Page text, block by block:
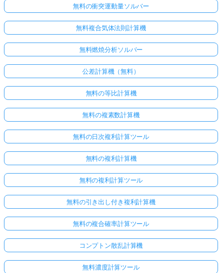
無料の衝突運動量ソルバー
無料複合気体法則計算機
無料燃焼分析ソルバー
公差計算機（無料）
無料の等比計算機
無料の複素数計算機
無料の日次複利計算ツール
無料の複利計算機
無料の複利計算ツール
無料の引き出し付き複利計算機
無料の複合確率計算ツール
コンプトン散乱計算機
無料濃度計算ツール